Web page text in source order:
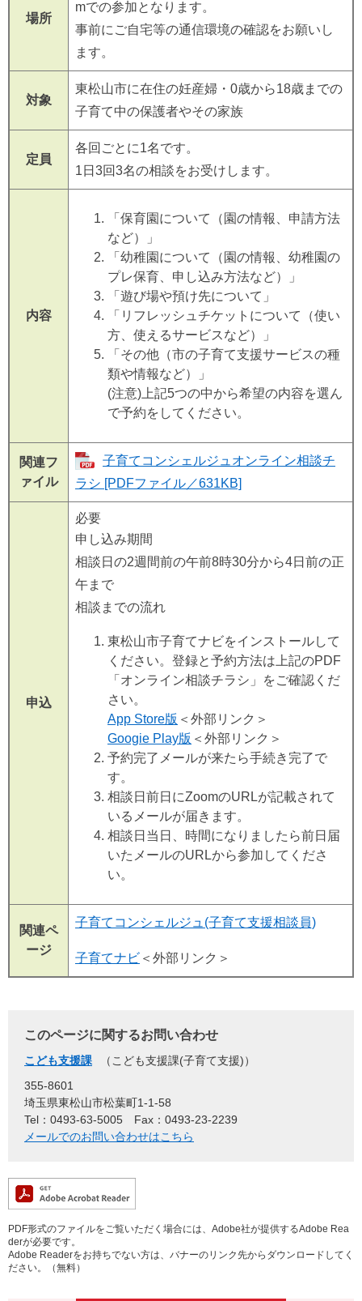
場所
mでの参加となります。
事前にご自宅等の通信環境の確認をお願いし
ます。
対象
東松山市に在住の妊産婦・0歳から18歳までの
子育て中の保護者やその家族
定員
各回ごとに1名です。
1日3回3名の相談をお受けします。
内容
「保育園について（園の情報、申請方法
など）」
「幼稚園について（園の情報、幼稚園の
プレ保育、申し込み方法など）」
「遊び場や預け先について」
「リフレッシュチケットについて（使い
方、使えるサービスなど）」
「その他（市の子育て支援サービスの種
類や情報など）」
(注意)上記5つの中から希望の内容を選ん
で予約をしてください。
関連フ
ァイル
子育てコンシェルジュオンライン相談チ
ラシ [PDFファイル／631KB]
申込
必要
申し込み期間
相談日の2週間前の午前8時30分から4日前の正
午まで
相談までの流れ
東松山市子育てナビをインストールして
ください。登録と予約方法は上記のPDF
「オンライン相談チラシ」をご確認くだ
さい。
​App Store版 ＜外部リンク＞
Googie Play版 ＜外部リンク＞
予約完了メールが来たら手続き完了で
す。
相談日前日にZoomのURLが記載されて
いるメールが届きます。
相談日当日、時間になりましたら前日届
いたメールのURLから参加してくださ
い。
関連ペ
ージ
子育てコンシェルジュ(子育て支援相談員)
子育てナビ ＜外部リンク＞
このページに関するお問い合わせ
こども支援課
こども支援課(子育て支援)
355-8601
埼玉県東松山市松葉町1-1-58
Tel：0493-63-5005
Fax：0493-23-2239
メールでのお問い合わせはこちら
PDF形式のファイルをご覧いただく場合には、Adobe社が提供するAdobe Rea
derが必要です。
Adobe Readerをお持ちでない方は、バナーのリンク先からダウンロードしてく
ださい。（無料）